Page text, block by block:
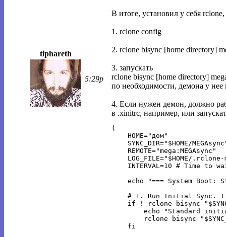
tiphareth
5:29p
В итоге, установил у себя
1. rclone config
2. rclone bisync [home directory]
3. запускать
rclone bisync [home directory]
по необходимости, демона у нее
4. Если нужен демон, должно
в .xinitrc, например, или
(
    HOME="дом"
SYNC_DIR="$HOME/
    REMOTE="mega:MEGAsync"
LOG_FILE="$HOME/
INTERVAL=10 # Time to
echo "=== System Boot:
# 1. Run Initial Sync.
if ! rclone bisync
echo "Standard
rclone bisync
    fi